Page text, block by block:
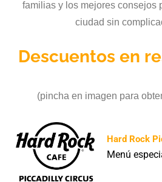
familias y los mejores consejos
ciudad sin
Descuentos en
(pincha en imagen para
Hard Rock
Menú